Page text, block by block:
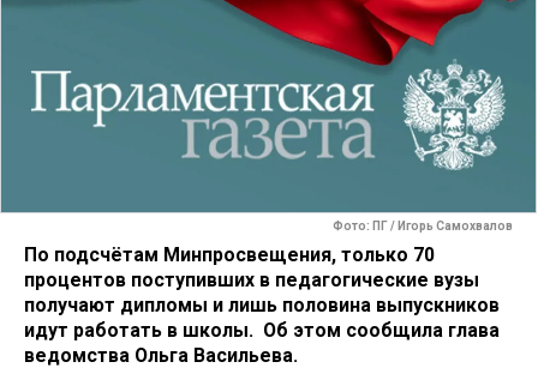
Фото: ПГ / Игорь Самохвалов
По подсчётам Минпросвещения, только 70
процентов поступивших в педагогические вузы
получают дипломы и лишь половина выпускников
идут работать в школы. Об этом сообщила глава
ведомства Ольга Васильева.